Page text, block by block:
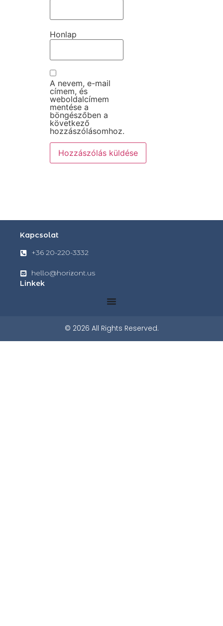
Honlap
A nevem, e-mail
címem, és
weboldalcímem
mentése a
böngészőben a
következő
hozzászólásomhoz.
Kapcsolat
+36 20-220-3332
hello@horizont.us
Linkek
© 2026 All Rights Reserved.